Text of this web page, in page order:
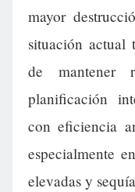
mayor
situación actual
de mantener
planificación
con eficiencia
especialmente
elevadas y